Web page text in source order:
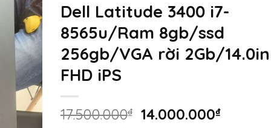
Dell Latitude 3400 i7-
8565u/Ram 8gb/ssd
256gb/VGA rời 2Gb/14.0in
FHD iPS
17.500.000₫
Giá
14.000.000₫Giá